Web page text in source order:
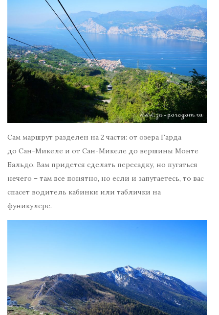
Сам маршрут разделен на 2 части: от озера Гарда
до Сан-Микеле и от Сан-Микеле до вершины Монте
Бальдо. Вам придется сделать пересадку, но пугаться
нечего – там все понятно, но если и запутаетесь, то вас
спасет водитель кабинки или таблички на
фуникулере.